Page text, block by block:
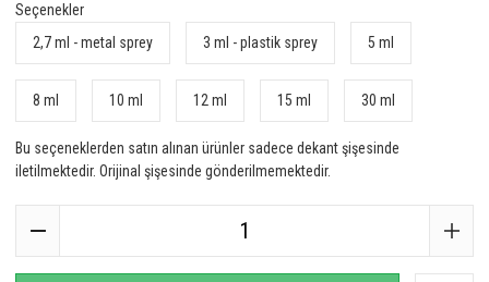
Seçenekler
2,7 ml - metal sprey
3 ml - plastik sprey 5 ml
8 ml 10 ml 12 ml 15 ml 30 ml
Bu seçeneklerden satın alınan ürünler sadece dekant şişesinde
iletilmektedir. Orijinal şişesinde gönderilmemektedir.